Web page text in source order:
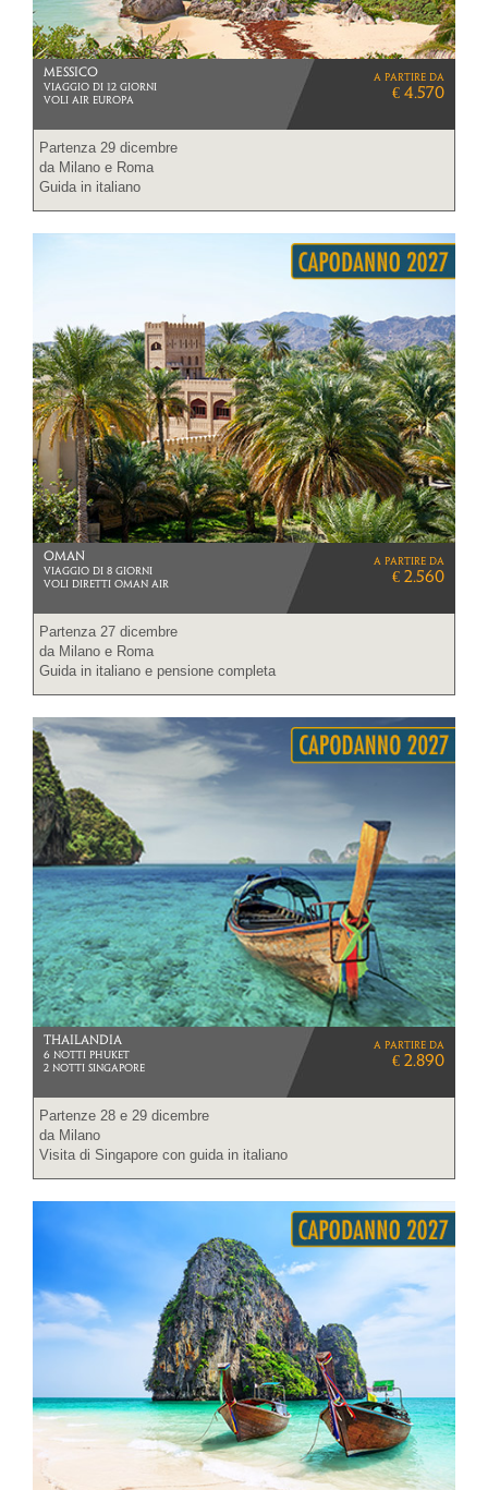
MESSICO
VIAGGIO DI 12 GIORNI
VOLI AIR EUROPA
a partire da
€ 4.570
Partenza 29 dicembre
da Milano e Roma
Guida in italiano
OMAN
VIAGGIO DI 8 GIORNI
VOLI DIRETTI OMAN AIR
a partire da
€ 2.560
Partenza 27 dicembre
da Milano e Roma
Guida in italiano e pensione completa
THAILANDIA
6 NOTTI PHUKET
2 NOTTI SINGAPORE
a partire da
€ 2.890
Partenze 28 e 29 dicembre
da Milano
Visita di Singapore con guida in italiano